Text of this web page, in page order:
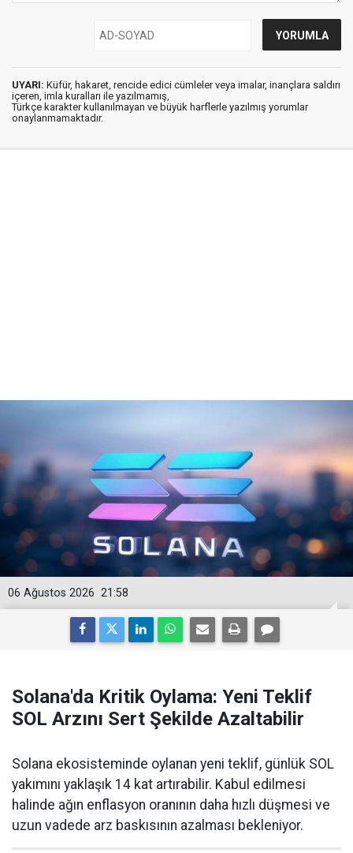
UYARI: Küfür, hakaret, rencide edici cümleler veya imalar, inançlara saldırı
içeren, imla kuralları ile yazılmamış,
Türkçe karakter kullanılmayan ve büyük harflerle yazılmış yorumlar
onaylanmamaktadır.
21:58
06 Ağustos 2026
Solana'da Kritik Oylama: Yeni Teklif
SOL Arzını Sert Şekilde Azaltabilir
Solana ekosisteminde oylanan yeni teklif, günlük SOL
yakımını yaklaşık 14 kat artırabilir. Kabul edilmesi
halinde ağın enflasyon oranının daha hızlı düşmesi ve
uzun vadede arz baskısının azalması bekleniyor.